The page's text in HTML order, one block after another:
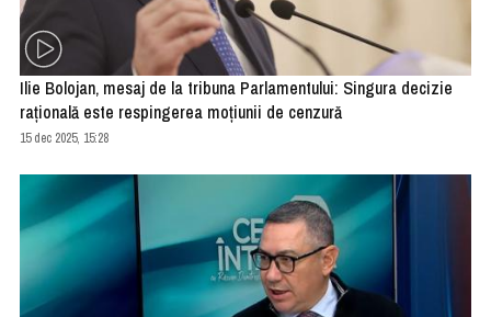
Ilie Bolojan, mesaj de la tribuna Parlamentului: Singura decizie
raţională este respingerea moţiunii de cenzură
15 dec 2025, 15:28